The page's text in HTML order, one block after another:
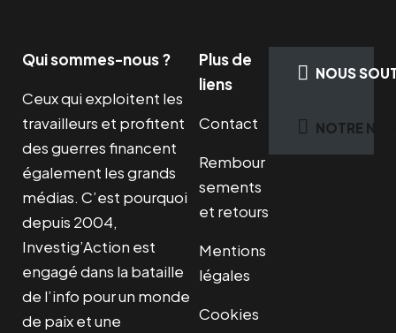
Qui sommes-nous ?
Ceux qui exploitent les
travailleurs et profitent
des guerres financent
également les grands
médias. C’est pourquoi
depuis 2004,
Investig’Action est
engagé dans la bataille
de l’info pour un monde
de paix et une
Plus de
liens
Contact
Rembour
sements
et retours
Mentions
légales
Cookies
NOUS
NOTRE